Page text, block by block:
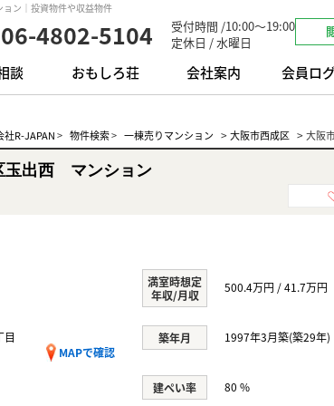
ン｜投資物件や収益物件
06-4802-5104
受付時間 /10:00～19:00
定休日 / 水曜日
談 おもしろ荘 会社案内 会員ロ
R-JAPAN> 物件検索> 一棟売りマンション >大阪市西成区 >大阪
玉出西 マンション
満室時想定
年収/月収
500.4万円 / 41.7万円
目
MAPで確認
築年月 1997年3月築(築29年)
建ぺい率 80 %